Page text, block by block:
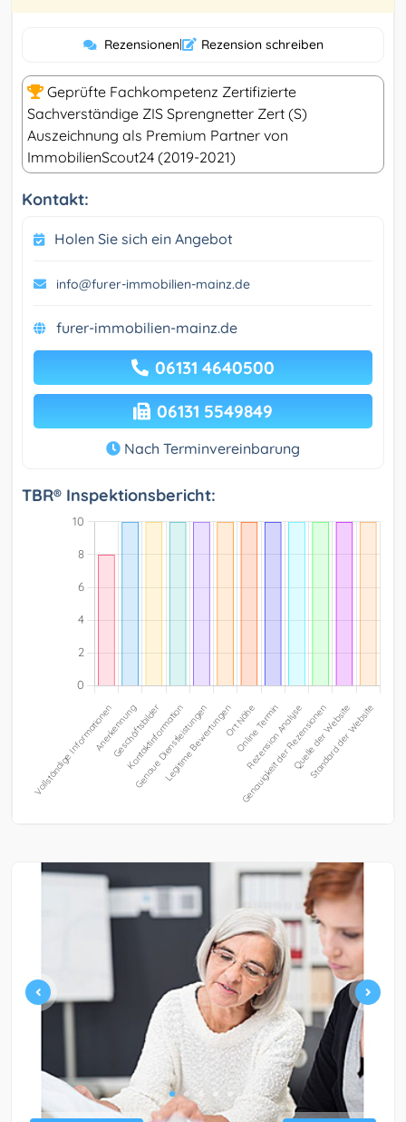
Rezensionen| Rezension schreiben
Geprüfte Fachkompetenz Zertifizierte
Sachverständige ZIS Sprengnetter Zert (S)
Auszeichnung als Premium Partner von
ImmobilienScout24 (2019-2021)
Kontakt:
Holen Sie sich ein Angebot
info@furer-immobilien-mainz.de
furer-immobilien-mainz.de
06131 4640500
06131 5549849
Nach Terminvereinbarung
TBR® Inspektionsbericht: